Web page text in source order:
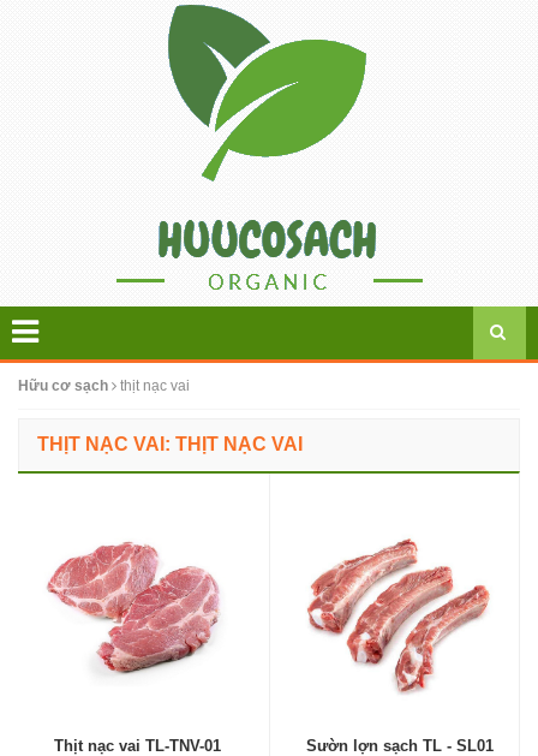
Hữu cơ sạch thịt nạc vai
THỊT NẠC VAI: THỊT NẠC VAI
Thịt nạc vai TL-TNV-01 Sườn lợn sạch TL - SL01